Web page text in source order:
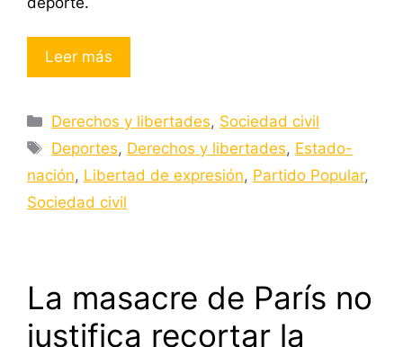
Leer más
Categorías
Derechos y libertades, Sociedad civil
Etiquetas
Deportes, Derechos y libertades, Estado-
nación, Libertad de expresión, Partido Popular,
Sociedad civil
La masacre de París no
justifica recortar la